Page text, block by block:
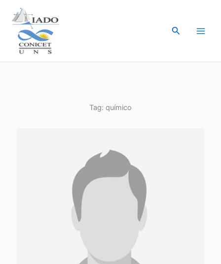
contenido
Buscar
Tag: químico